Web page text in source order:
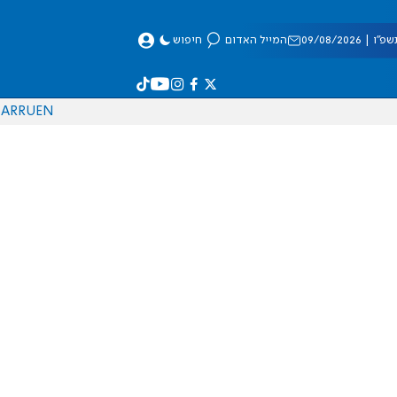
08/2026 המייל האדום חיפוש
EN
RU
AR